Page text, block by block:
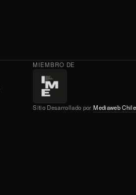
MIEMBRO DE
Sitio Desarrollado porMediaweb Chile